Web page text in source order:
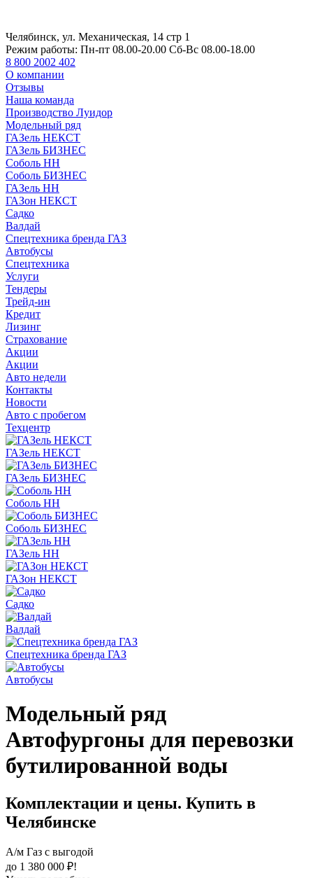
Челябинск, ул. Механическая, 14 стр 1
Режим работы: Пн-пт 08.00-20.00 Сб-Вс 08.00-18.00
8 800 2002 402
О компании
Отзывы
Наша команда
Производство Луидор
Модельный ряд
ГАЗель НЕКСТ
ГАЗель БИЗНЕС
Соболь НН
Соболь БИЗНЕС
ГАЗель НН
ГАЗон НЕКСТ
Садко
Валдай
Спецтехника бренда ГАЗ
Автобусы
Спецтехника
Услуги
Тендеры
Трейд-ин
Кредит
Лизинг
Страхование
Акции
Акции
Авто недели
Контакты
Новости
Авто с пробегом
Техцентр
ГАЗель НЕКСТ
ГАЗель БИЗНЕС
Соболь НН
Соболь БИЗНЕС
ГАЗель НН
ГАЗон НЕКСТ
Садко
Валдай
Спецтехника бренда ГАЗ
Автобусы
Модельный ряд
Автофургоны для перевозки
бутилированной воды
Комплектации и цены. Купить в
Челябинске
А/м Газ с выгодой
до 1 380 000 ₽!